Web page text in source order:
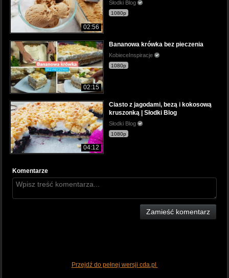
02:56
Słodki Blog
1080p
02:15
Bananowa krówka bez pieczenia
KobieceInspiracje
1080p
04:12
Ciasto z jagodami, bezą i kokosową
kruszonką | Słodki Blog
Słodki Blog
1080p
Komentarze
Zamieść komentarz
Przejdź do pełnej wersji cda.pl